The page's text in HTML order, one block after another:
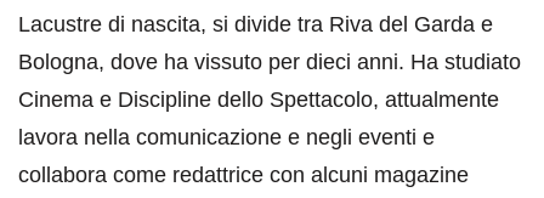
Lacustre di nascita, si divide tra Riva del Garda e
Bologna, dove ha vissuto per dieci anni. Ha studiato
Cinema e Discipline dello Spettacolo, attualmente
lavora nella comunicazione e negli eventi e
collabora come redattrice con alcuni magazine